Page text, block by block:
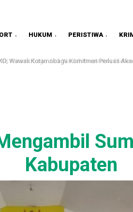
HUKUM PERISTIWA
Wawali Kotamobagu Komitmen Perluas
Kabupaten